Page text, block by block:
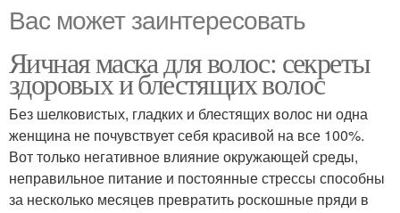
Вас может заинтересовать
Яичная маска для волос: секреты
здоровых и блестящих волос
Без шелковистых, гладких и блестящих волос ни одна
женщина не почувствует себя красивой на все 100%.
Вот только негативное влияние окружающей среды,
неправильное питание и постоянные стрессы способны
за несколько месяцев превратить роскошные пряди в